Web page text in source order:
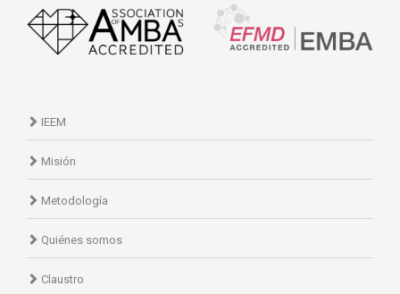
IEEM
Misión
Metodología
Quiénes somos
Claustro